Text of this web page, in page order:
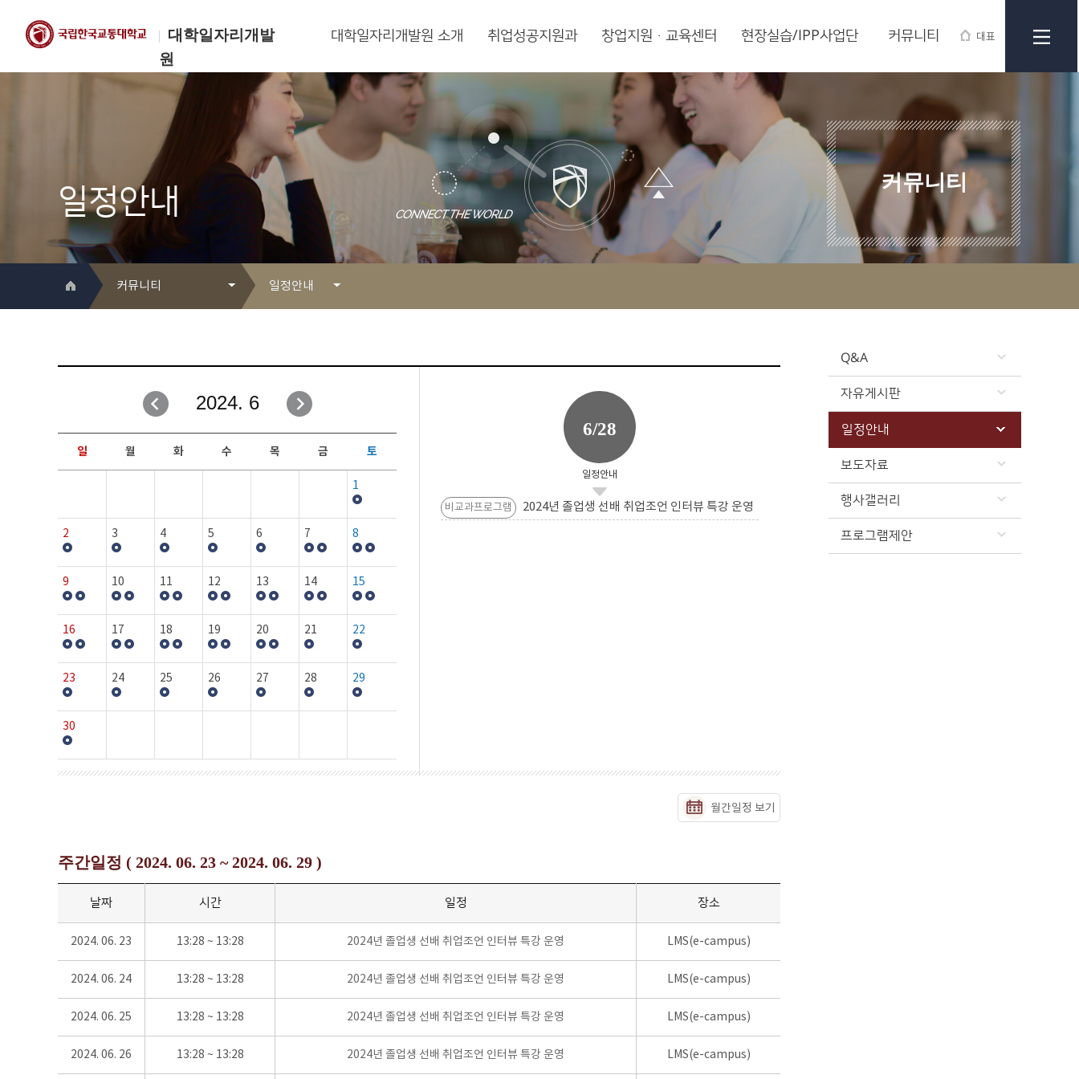
대학일자리개발
원
대표
한국교통대학교
대학일자리개발원
대학일자리개발원 소개 취업성공지원과 창업지원·교육센터 현장실습/IPP사업단 커뮤니티
일정안내
커뮤니티
커뮤니티
취업성공지원과
창업지원·교육센터
현장실습/IPP사업단
커뮤니티
일정안내
자유게시판
일정안내
보도자료
행사갤러리
Q&A
자유게시판
일정안내
보도자료
행사갤러리
프로그램제안
2024. 6
일 월 화 수 목 금 토
1
2 3 4 5 6 7 8
9 10 11 12 13 14 15
16 17 18 19 20 21 22
23 24 25 26 27 28 29
30
6/28
일정안내
비교과프로그램 2024년 졸업생 선배 취업조언 인터뷰 특강 운영
월간일정 보기
주간일정 ( 2024. 06. 23 ~ 2024. 06. 29 )
날짜 시간 일정 장소
2024. 06. 23 13:28 ~ 13:28 2024년 졸업생 선배 취업조언 인터뷰 특강 운영 LMS(e-campus)
2024. 06. 24 13:28 ~ 13:28 2024년 졸업생 선배 취업조언 인터뷰 특강 운영 LMS(e-campus)
2024. 06. 25 13:28 ~ 13:28 2024년 졸업생 선배 취업조언 인터뷰 특강 운영 LMS(e-campus)
2024. 06. 26 13:28 ~ 13:28 2024년 졸업생 선배 취업조언 인터뷰 특강 운영 LMS(e-campus)